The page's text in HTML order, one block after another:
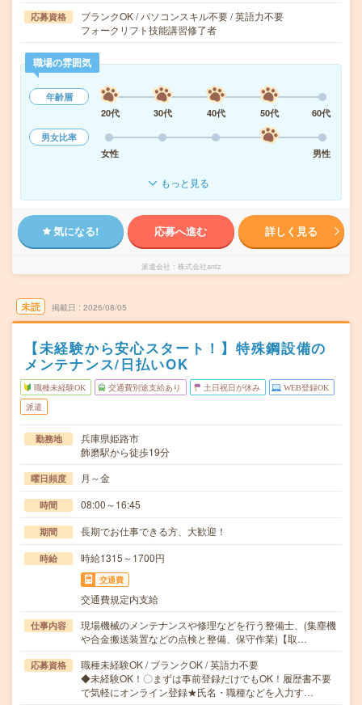
応募資格
ブランクOK / パソコンスキル不要 / 英語力不要
フォークリフト技能講習修了者
職場の雰囲気
年齢層
20代
30代 40代 50代
60代
男女比率
女性
男性
もっと見る
気になる! 応募へ進む 詳しく見る
派遣会社 株式会社antz
未読 掲載日 2026/08/05
【未経験から安心スタート！】特殊鋼設備の
メンテナンス/日払いOK
職種未経験OK 交通費別途支給あり 土日祝日が休み WEB登録OK
派遣
勤務地
兵庫県姫路市
飾磨駅から徒歩19分
曜日頻度 月～金
時間 08:00～16:45
期間 長期でお仕事できる方、大歓迎！
時給 時給1315～1700円
交通費
交通費規定内支給
仕事内容
現場機械のメンテナンスや修理などを行う整備士、(集塵機
や合金搬送装置などの点検と整備、保守作業)【取…
応募資格
職種未経験OK / ブランクOK / 英語力不要
◆未経験OK！〇まずは事前登録だけでもOK！履歴書不要
で気軽にオンライン登録★氏名・職種などを入力す…